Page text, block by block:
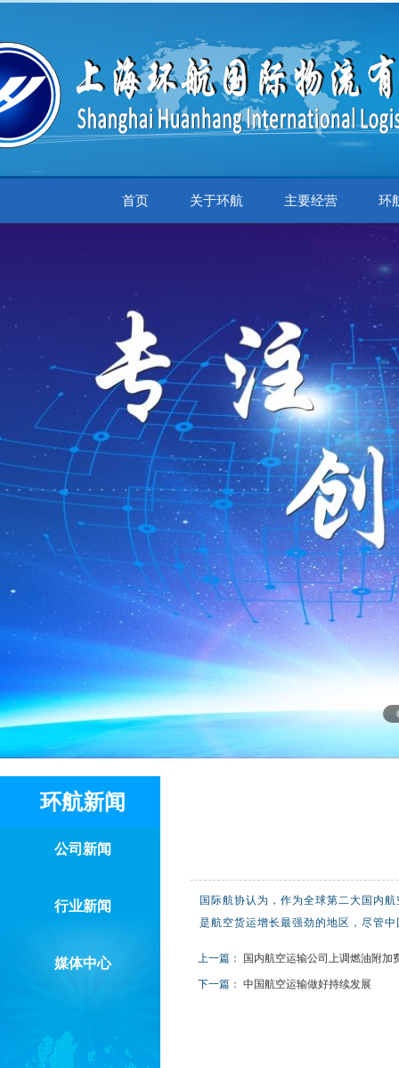
首页 关于环航 主要经营 环
环航新闻
公司新闻
行业新闻
媒体中心
国际航协认为，作为全球第二大国内
是航空货运增长最强劲的地区，尽管
上一篇： 国内航空运输公司上调燃油附加
下一篇： 中国航空运输做好持续发展